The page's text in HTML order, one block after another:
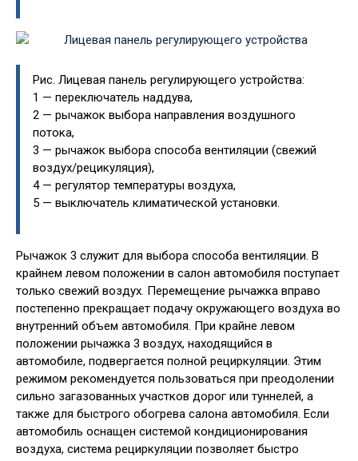
Рис. Лицевая панель регулирующего устройства:
1 — переключатель наддува,
2 — рычажок выбора направления воздушного
потока,
3 — рычажок выбора способа вентиляции (свежий
воздух/рецикуляция),
4 — регулятор температуры воздуха,
5 — выключатель климатической установки.
Рычажок 3 служит для выбора способа вентиляции. В
крайнем левом положении в салон автомобиля поступает
только свежий воздух. Перемещение рычажка вправо
постепенно прекращает подачу окружающего воздуха во
внутренний объем автомобиля. При крайне левом
положении рычажка 3 воздух, находящийся в
автомобиле, подвергается полной рециркуляции. Этим
режимом рекомендуется пользоваться при преодолении
сильно загазованных участков дорог или туннелей, а
также для быстрого обогрева салона автомобиля. Если
автомобиль оснащен системой кондиционирования
воздуха, система рециркуляции позволяет быстро